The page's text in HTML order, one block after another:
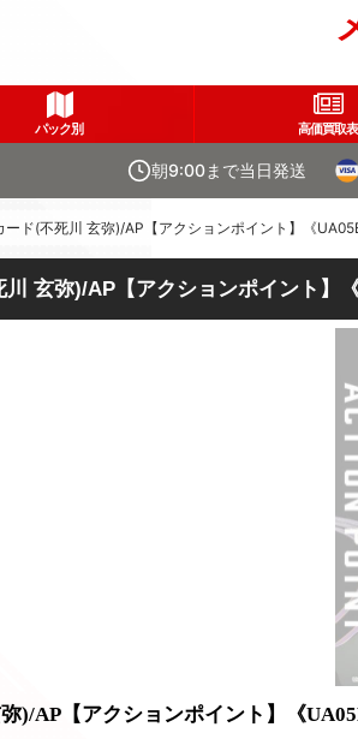
パック別 高価買取表
朝9:00まで当日発送
ード(不死川 玄弥)/AP【アクションポイント】《
玄弥)/AP【アクションポイント】
)/AP【アクションポイント】《